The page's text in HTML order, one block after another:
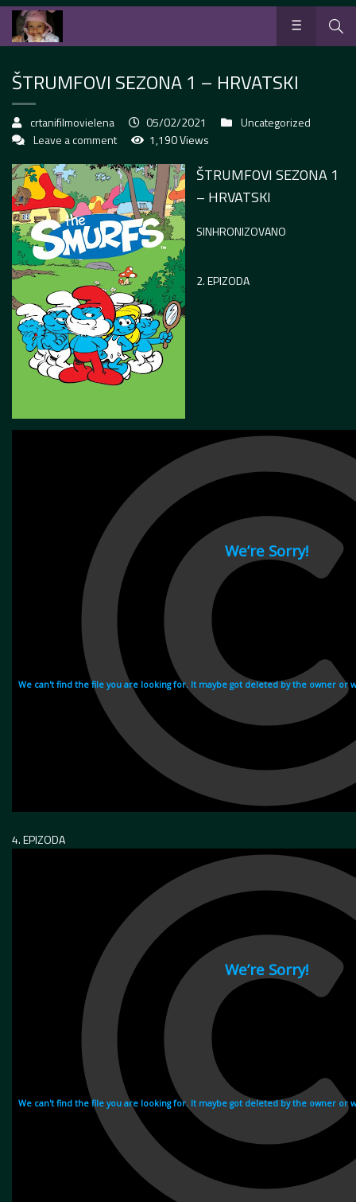
ŠTRUMFOVI SEZONA 1 – HRVATSKI
crtanifilmovielena 05/02/2021
Uncategorized
Leave a comment
1,190 Views
ŠTRUMFOVI SEZONA 1
– HRVATSKI
SINHRONIZOVANO
2. EPIZODA
4. EPIZODA